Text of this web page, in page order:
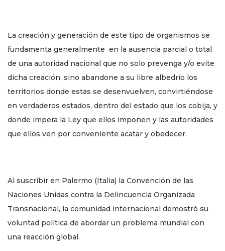
La creación y generación de este tipo de organismos se
fundamenta generalmente en la ausencia parcial o total
de una autoridad nacional que no solo prevenga y/o evite
dicha creación, sino abandone a su libre albedrío los
territorios donde estas se desenvuelven, convirtiéndose
en verdaderos estados, dentro del estado que los cobija, y
donde impera la Ley que ellos imponen y las autoridades
que ellos ven por conveniente acatar y obedecer.
Al suscribir en Palermo (Italia) la Convención de las
Naciones Unidas contra la Delincuencia Organizada
Transnacional, la comunidad internacional demostró su
voluntad política de abordar un problema mundial con
una reacción global.